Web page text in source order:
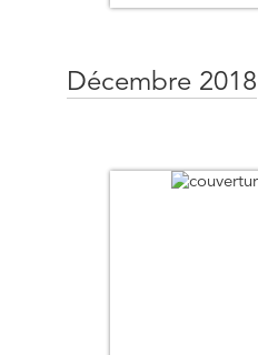
Décembre 2018